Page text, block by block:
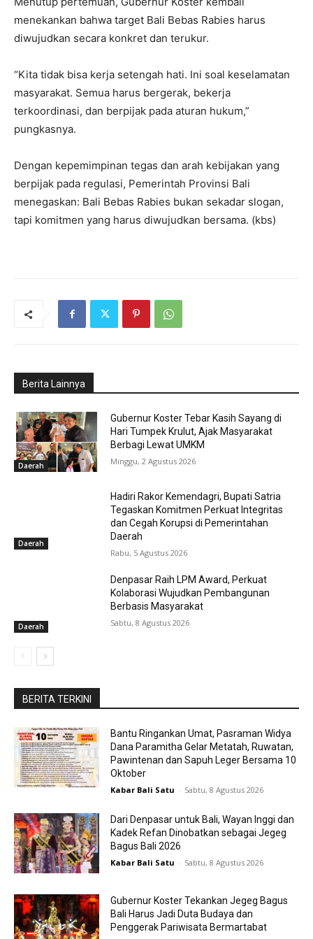
menekankan bahwa target Bali Bebas Rabies harus
diwujudkan secara konkret dan terukur.
“Kita tidak bisa kerja setengah hati. Ini soal keselamatan
masyarakat. Semua harus bergerak, bekerja
terkoordinasi, dan berpijak pada aturan hukum,”
pungkasnya.
Dengan kepemimpinan tegas dan arah kebijakan yang
berpijak pada regulasi, Pemerintah Provinsi Bali
menegaskan: Bali Bebas Rabies bukan sekadar slogan,
tapi komitmen yang harus diwujudkan bersama. (kbs)
Berita Lainnya
Daerah
Gubernur Koster Tebar Kasih Sayang di
Hari Tumpek Krulut, Ajak Masyarakat
Berbagi Lewat UMKM
Minggu, 2 Agustus 2026
Daerah
Hadiri Rakor Kemendagri, Bupati Satria
Tegaskan Komitmen Perkuat Integritas
dan Cegah Korupsi di Pemerintahan
Daerah
Rabu, 5 Agustus 2026
Daerah
Denpasar Raih LPM Award, Perkuat
Kolaborasi Wujudkan Pembangunan
Berbasis Masyarakat
Sabtu, 8 Agustus 2026
BERITA TERKINI
Bantu Ringankan Umat, Pasraman Widya
Dana Paramitha Gelar Metatah, Ruwatan,
Pawintenan dan Sapuh Leger Bersama 10
Oktober
Kabar Bali Satu - Sabtu, 8 Agustus 2026
Dari Denpasar untuk Bali, Wayan Inggi dan
Kadek Refan Dinobatkan sebagai Jegeg
Bagus Bali 2026
Kabar Bali Satu - Sabtu, 8 Agustus 2026
Gubernur Koster Tekankan Jegeg Bagus
Bali Harus Jadi Duta Budaya dan
Penggerak Pariwisata Bermartabat